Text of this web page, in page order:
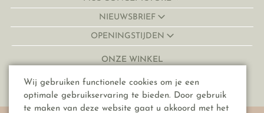
Wij gebruiken functionele cookies om je een
optimale gebruikservaring te bieden. Door gebruik
te maken van deze website gaat u akkoord met het
NIEUWSBRIEF
OPENINGSTIJDEN
ONZE WINKEL
Lijnmarkt 32-34